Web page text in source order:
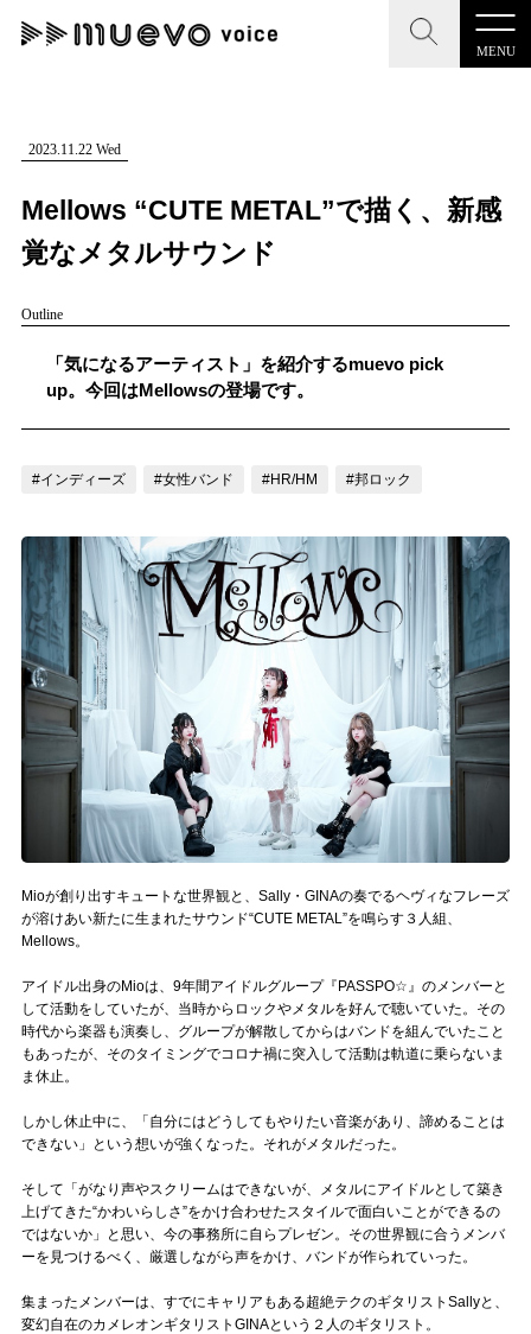
MENU
CLOSE
記事を検索する
人気ワード
#男性SSW #ポップス #女性SSW
CLOSE
"読者の声を形にする”音楽特化メディア
MENU
記事一覧
記事リクエスト
ログイン
LINK
muevoクラウドファンディング
muevoコミュニティ
ぶいクラ！by muevo
ぶいコミュ！by muevo
ぶいマガ！ by muevo
Follow us
Official SNS
2023.11.22 Wed
Mellows “CUTE METAL”で描く、新感
覚なメタルサウンド
Outline
「気になるアーティスト」を紹介するmuevo pick
up。今回はMellowsの登場です。
#インディーズ #女性バンド #HR/HM #邦ロック
Mioが創り出すキュートな世界観と、Sally・GINAの奏でるヘヴィなフレーズ
が溶けあい新たに生まれたサウンド“CUTE METAL”を鳴らす３人組、
Mellows。
アイドル出身のMioは、9年間アイドルグループ『PASSPO☆』のメンバーと
して活動をしていたが、当時からロックやメタルを好んで聴いていた。その
時代から楽器も演奏し、グループが解散してからはバンドを組んでいたこと
もあったが、そのタイミングでコロナ禍に突入して活動は軌道に乗らないま
ま休止。
しかし休止中に、「自分にはどうしてもやりたい音楽があり、諦めることは
できない」という想いが強くなった。それがメタルだった。
そして「がなり声やスクリームはできないが、メタルにアイドルとして築き
上げてきた“かわいらしさ”をかけ合わせたスタイルで面白いことができるの
ではないか」と思い、今の事務所に自らプレゼン。その世界観に合うメンバ
ーを見つけるべく、厳選しながら声をかけ、バンドが作られていった。
集まったメンバーは、すでにキャリアもある超絶テクのギタリストSallyと、
変幻自在のカメレオンギタリストGINAという２人のギタリスト。